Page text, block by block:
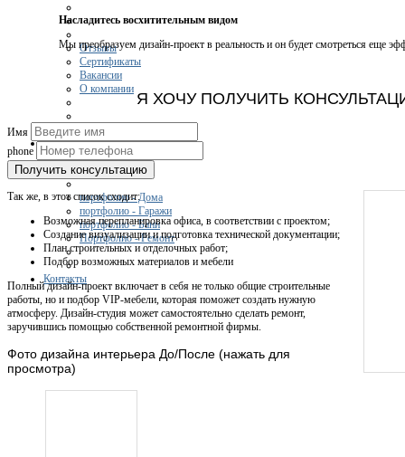
Отзывы
Сертификаты
Вакансии
О компании
Цены
Портфолио
портфолио - Дома
портфолио - Гаражи
портфолио - Бани
Портфолио - Ремонт
Контакты
Насладитесь восхитительным видом
Мы преобразуем дизайн-проект в реальность и он будет смотреться еще
Я ХОЧУ ПОЛУЧИТЬ
Имя
phone
Получить консультацию
Так же, в этот список сходит:
Возможная перепланировка офиса, в соответствии с проектом;
Создание визуализации и подготовка технической документации;
План строительных и отделочных работ;
Подбор возможных материалов и мебели
Полный дизайн-проект включает в себя не только общие строительные
работы, но и подбор VIP-мебели, которая поможет создать нужную
атмосферу. Дизайн-студия может самостоятельно сделать ремонт,
заручившись помощью собственной ремонтной фирмы.
Фото дизайна интерьера До/После (нажать для
просмотра)